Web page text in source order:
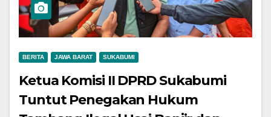
BERITA JAWA BARAT SUKABUMI
Ketua Komisi II DPRD Sukabumi
Tuntut Penegakan Hukum